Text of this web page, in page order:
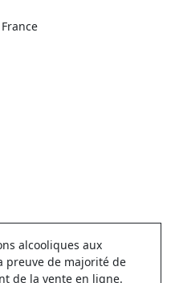
alcooliques aux
preuve de majorité de
de la vente en ligne.